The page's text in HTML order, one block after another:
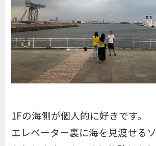
1Fの海側が個人的に好きです。
エレベーター裏に海を見渡せる